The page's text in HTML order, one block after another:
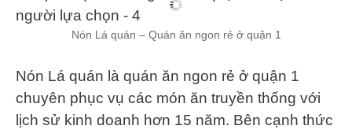
Nón Lá quán – Quán ăn ngon rẻ ở quận 1
Nón Lá quán là quán ăn ngon rẻ ở quận 1
chuyên phục vụ các món ăn truyền thống với
lịch sử kinh doanh hơn 15 năm. Bên cạnh thức